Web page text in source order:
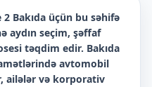
Bakıda üçün bu səhifə
aydın seçim, şəffaf
təqdim edir. Bakıda
avtomobil
ailələr və korporativ